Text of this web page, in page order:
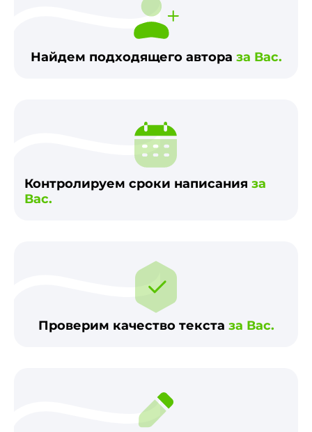
Найдем подходящего автора за Вас.
Контролируем сроки написания за
Вас.
Проверим качество текста за Вас.